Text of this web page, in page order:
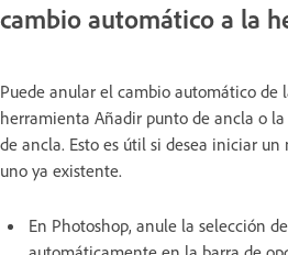
cambio automático a la
Puede anular el cambio automático de
herramienta Añadir punto de ancla o
de ancla. Esto es útil si desea iniciar
uno ya existente.
En Photoshop, anule la selección